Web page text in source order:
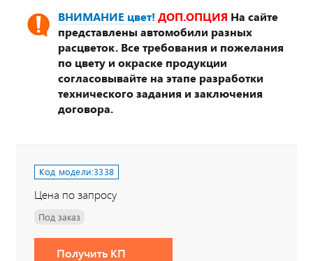
ВНИМАНИЕ цвет! ДОП.ОПЦИЯ На сайте
представлены автомобили разных
расцветок. Все требования и пожелания
по цвету и окраске продукции
согласовывайте на этапе разработки
технического задания и заключения
договора.
Код модели:3338
Цена по запросу
Под заказ
Получить КП